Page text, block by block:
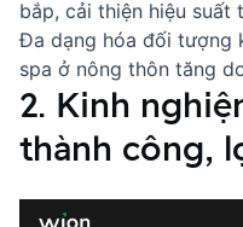
bắp, cải thiện hiệu suất
Đa dạng hóa đối tượng
spa ở nông thôn tăng
2. Kinh
thành công,